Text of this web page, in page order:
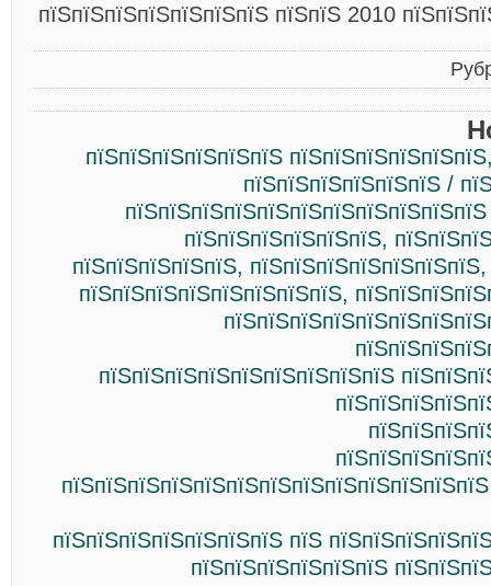
пїЅпїЅпїЅпїЅпїЅпїЅпїЅ пїЅпїЅ 2010
пїЅпїЅпїЅпїЅпїЅпїЅ
пїЅпїЅпїЅпїЅпїЅпїЅ /
пїЅпїЅпїЅпїЅпїЅпїЅ,
пїЅпїЅпїЅпїЅпїЅ,
пїЅпїЅпїЅпїЅпїЅпїЅпїЅпїЅ,
пїЅпїЅпїЅпїЅпїЅпїЅпїЅпїЅпїЅ
пїЅпїЅпїЅпїЅпїЅпїЅпїЅ пїЅ
пїЅпїЅпїЅпїЅпїЅпїЅ